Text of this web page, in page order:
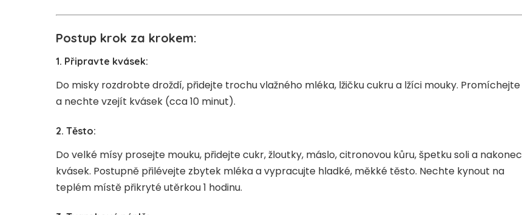
Postup krok za krokem:
1. Připravte kvásek:
Do misky rozdrobte droždí, přidejte trochu vlažného mléka, lžičku cukru a lžíci mouky. Promíchejte
a nechte vzejít kvásek (cca 10 minut).
2. Těsto:
Do velké mísy prosejte mouku, přidejte cukr, žloutky, máslo, citronovou kůru, špetku soli a nakonec
kvásek. Postupně přilévejte zbytek mléka a vypracujte hladké, měkké těsto. Nechte kynout na
teplém místě přikryté utěrkou 1 hodinu.